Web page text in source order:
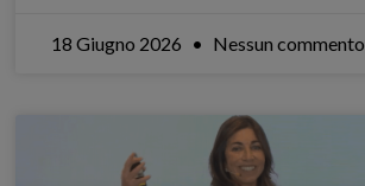
18 Giugno 2026 Nessun commento